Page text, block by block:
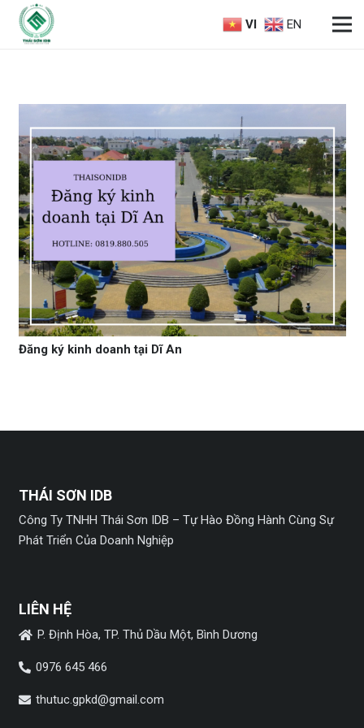
VI EN
Đăng ký kinh doanh tại Dĩ An
THÁI SƠN IDB
Công Ty TNHH Thái Sơn IDB – Tự Hào Đồng Hành Cùng Sự
Phát Triển Của Doanh Nghiệp
LIÊN HỆ
P. Định Hòa, TP. Thủ Dầu Một, Bình Dương
0976 645 466
thutuc.gpkd@gmail.com